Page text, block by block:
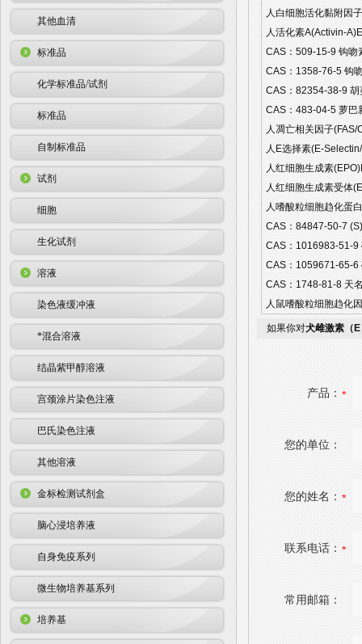
其他血清
标准品
化学标准品/试剂
标准品
自制标准品
试剂
细胞
生化试剂
溶液
染色液缓冲液
*混合溶液
结晶紫甲醇溶液
宫颈涂片染色注液
巴氏染色注液
其他溶液
金标检测试剂盒
脑心浸培养液
自身免疫系列
微生物培养基系列
培养基
人白细胞活化黏附因
人活化素A(Activin-
CAS：509-15-9 钩吻
CAS：1358-76-5 钩
CAS：82354-38-9
CAS：483-04-5 萝巴
人凋亡相关因子
人E选择素(E-
人红细胞生成素
人红细胞生成素受体
人嗜酸粒细胞趋化蛋
CAS：84847-50-7
CAS：1016983-51-9
CAS：1059671-65-6
CAS：1748-81-8 天
人鼠嗜酸粒细胞趋化
如果你对犬雌激素（
产品：
您的单位：
您的姓名：
联系电话：
常用邮箱：